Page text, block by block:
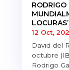
RODRIGO
12 Oct,
David del
octubre
Rodrigo